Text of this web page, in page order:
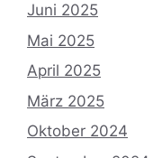
Juni 2025
Mai 2025
April 2025
März 2025
Oktober 2024